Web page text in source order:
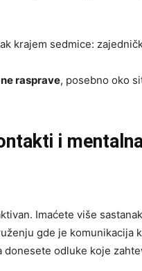
krajem sedmice:
rasprave, posebno oko
i
Imaćete više
gde je komunikacija
odluke koje